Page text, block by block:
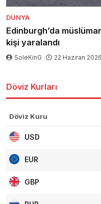
DÜNYA
Edinburgh’da
kişi yaralandı
SoleKinG 22 Haziran 2026
Döviz Kurları
Döviz Kuru
USD
EUR
GBP